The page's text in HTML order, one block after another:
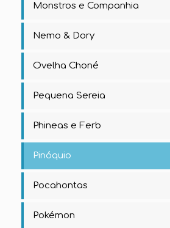
Monstros e Companhia
Nemo & Dory
Ovelha Choné
Pequena Sereia
Phineas e Ferb
Pinóquio
Pocahontas
Pokémon